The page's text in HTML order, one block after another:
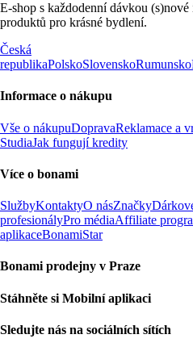
E-shop s každodenní dávkou
produktů pro krásné bydlení.
Česká
republikaPolskoSlovenskoRumunsko
Informace o nákupu
Vše o nákupuDopravaReklamace a
StudiaJak fungují kredity
Více o bonami
SlužbyKontaktyO násZnačky
profesionályPro médiaAffiliate
aplikaceBonamiStar
Bonami prodejny v Praze
Stáhněte si Mobilní aplikaci
Sledujte nás na sociálních sítích